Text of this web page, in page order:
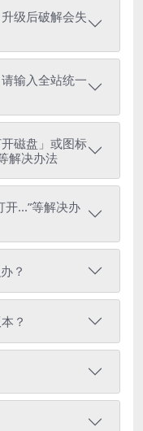
级后破解会失
输入全站统一
磁盘」或图标
解决办法
...”等解决办
？
？